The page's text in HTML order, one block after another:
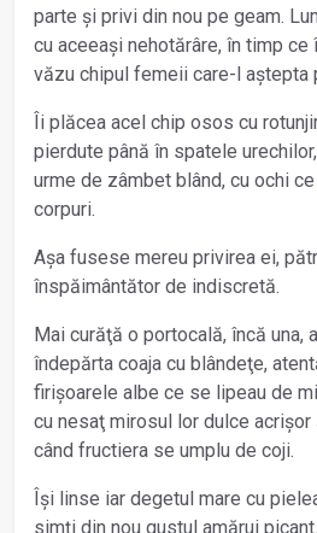
parte și privi din nou pe geam.
cu aceeași nehotărâre, în timp ce
văzu chipul femeii care-l aștepta
Îi plăcea acel chip osos cu
pierdute până în spatele
urme de zâmbet blând, cu ochi
corpuri.
Așa fusese mereu privirea ei,
înspăimântător de indiscretă.
Mai curăţă o portocală, încă una,
îndepărta coaja cu blândeţe,
firișoarele albe ce se lipeau de
cu nesaţ mirosul lor dulce acrișor
când fructiera se umplu de coji.
Își linse iar degetul mare cu
simţi din nou gustul amărui